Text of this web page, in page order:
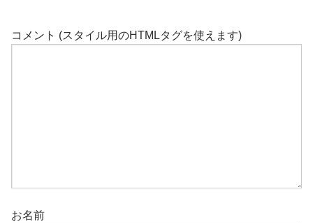
コメント (スタイル用のHTMLタグを使えます)
お名前